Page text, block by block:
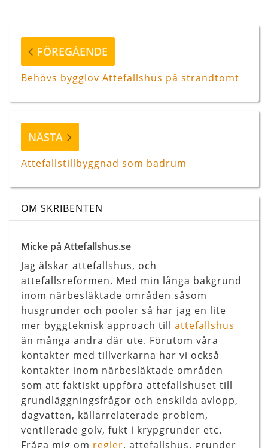
Föregående
inlägg
FÖREGÅENDE
Behövs bygglov Attefallshus på strandtomt
Nästa
inlägg
NÄSTA
Attefallstillbyggnad som badrum
OM SKRIBENTEN
Micke på Attefallshus.se
Jag älskar attefallshus, och
attefallsreformen. Med min långa bakgrund
inom närbesläktade områden såsom
husgrunder och pooler så har jag en lite
mer byggteknisk approach till attefallshus
än många andra där ute. Förutom våra
kontakter med tillverkarna har vi också
kontakter inom närbesläktade områden
som att faktiskt uppföra attefallshuset till
grundläggningsfrågor och enskilda avlopp,
dagvatten, källarrelaterade problem,
ventilerade golv, fukt i krypgrunder etc.
Fråga mig om regler, attefallshus, grunder